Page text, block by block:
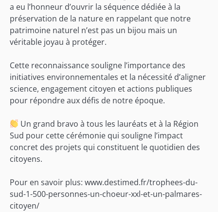
a eu l’honneur d’ouvrir la séquence dédiée à la
préservation de la nature en rappelant que notre
patrimoine naturel n’est pas un bijou mais un
véritable joyau à protéger.
Cette reconnaissance souligne l’importance des
initiatives environnementales et la nécessité d’aligner
science, engagement citoyen et actions publiques
pour répondre aux défis de notre époque.
Un grand bravo à tous les lauréats et à la Région
Sud pour cette cérémonie qui souligne l’impact
concret des projets qui constituent le quotidien des
citoyens.
Pour en savoir plus: www.destimed.fr/trophees-du-
sud-1-500-personnes-un-choeur-xxl-et-un-palmares-
citoyen/